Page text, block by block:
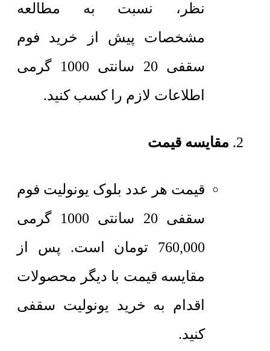
نظر، نسبت به مطالعه
مشخصات پیش از خرید فوم
سقفی 20 سانتی 1000 گرمی
اطلاعات لازم را کسب کنید.
مقایسه قیمت
قیمت هر عدد بلوک یونولیت فوم
سقفی 20 سانتی 1000 گرمی
760,000
تومان است. پس از
مقایسه قیمت با دیگر محصولات
اقدام به خرید یونولیت سقفی
کنید.